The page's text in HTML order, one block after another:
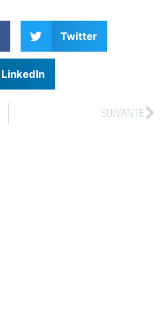
Twitter
LinkedIn
SUIVANTE